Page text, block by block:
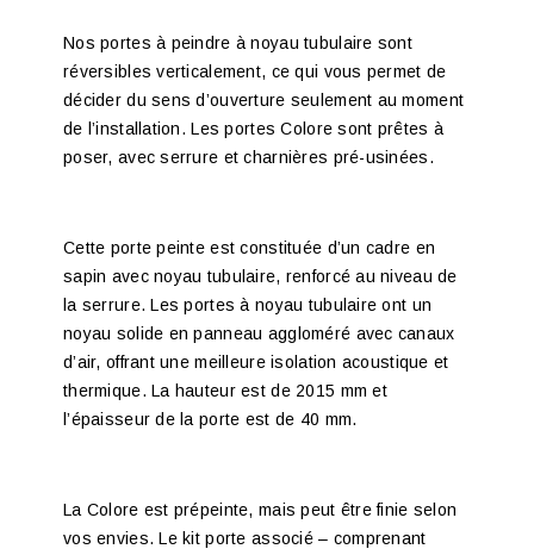
Nos portes à peindre à noyau tubulaire sont
réversibles verticalement, ce qui vous permet de
décider du sens d’ouverture seulement au moment
de l’installation. Les portes Colore sont prêtes à
poser, avec serrure et charnières pré-usinées.
Cette porte peinte est constituée d’un cadre en
sapin avec noyau tubulaire, renforcé au niveau de
la serrure. Les portes à noyau tubulaire ont un
noyau solide en panneau aggloméré avec canaux
d’air, offrant une meilleure isolation acoustique et
thermique. La hauteur est de 2015 mm et
l’épaisseur de la porte est de 40 mm.
La Colore est prépeinte, mais peut être finie selon
vos envies. Le kit porte associé – comprenant